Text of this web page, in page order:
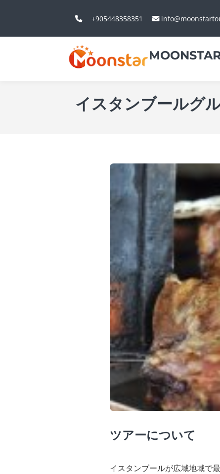
+905448358351
イスタンブールグ
ツアーについて
イスタンブールが広域地域で